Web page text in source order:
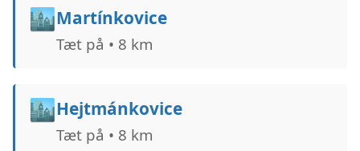
🏙️Martínkovice
Tæt på • 8 km
🏙️Hejtmánkovice
Tæt på • 8 km